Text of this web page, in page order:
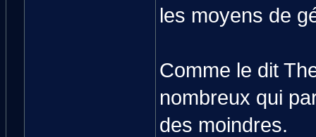
les moyens de
Comme le dit
nombreux qui
des moindres.